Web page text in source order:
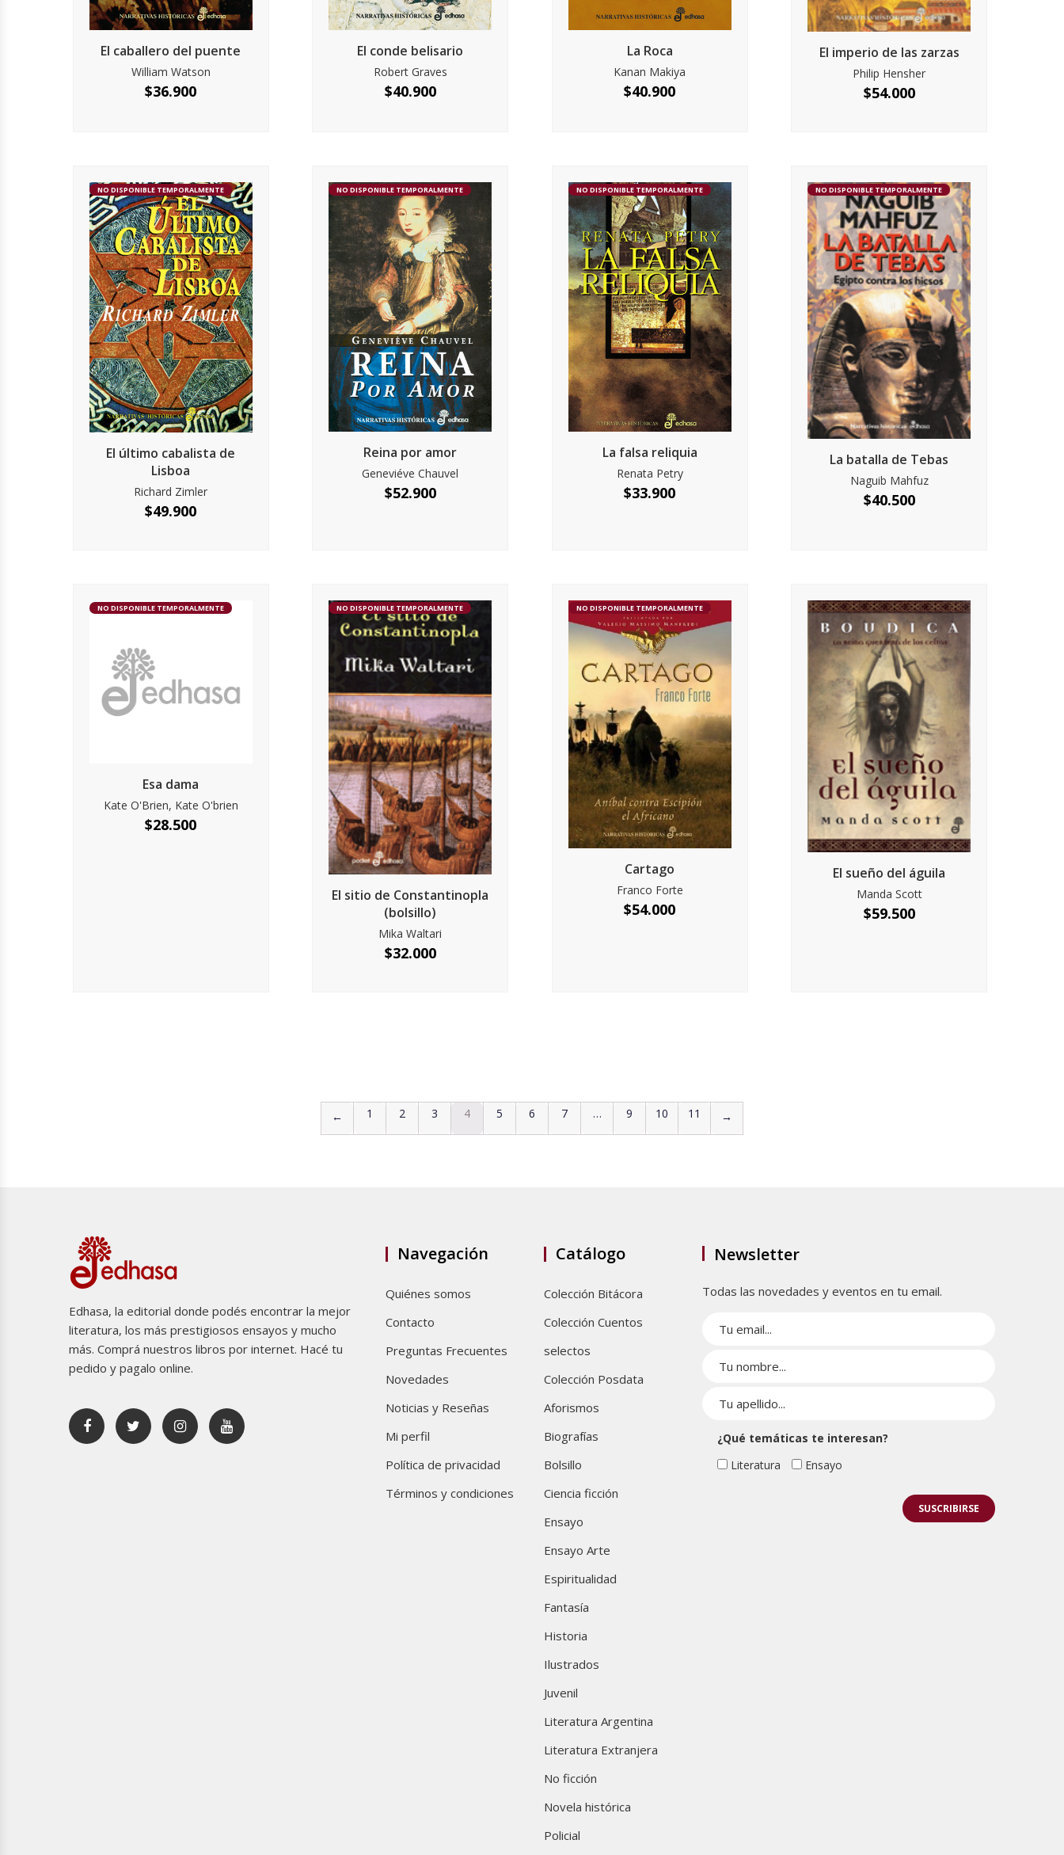
El caballero del puente
William Watson
$36.900
El conde belisario
Robert Graves
$40.900
La Roca
Kanan Makiya
$40.900
El imperio de las zarzas
Philip Hensher
$54.000
NO DISPONIBLE TEMPORALMENTE
El último cabalista de
Lisboa
Richard Zimler
$49.900
NO DISPONIBLE TEMPORALMENTE
Reina por amor
Geneviéve Chauvel
$52.900
NO DISPONIBLE TEMPORALMENTE
La falsa reliquia
Renata Petry
$33.900
NO DISPONIBLE TEMPORALMENTE
La batalla de Tebas
Naguib Mahfuz
$40.500
NO DISPONIBLE TEMPORALMENTE
Esa dama
Kate O'Brien, Kate O'brien
$28.500
NO DISPONIBLE TEMPORALMENTE
El sitio de Constantinopla
(bolsillo)
Mika Waltari
$32.000
NO DISPONIBLE TEMPORALMENTE
Cartago
Franco Forte
$54.000
El sueño del águila
Manda Scott
$59.500
← 1 2 3 4 5 6 7 … 9 10 11 →
Edhasa, la editorial donde podés encontrar la mejor
literatura, los más prestigiosos ensayos y mucho
más. Comprá nuestros libros por internet. Hacé tu
pedido y pagalo online.
Navegación
Quiénes somos
Contacto
Preguntas Frecuentes
Novedades
Noticias y Reseñas
Mi perfil
Política de privacidad
Términos y condiciones
Catálogo
Colección Bitácora
Colección Cuentos
selectos
Colección Posdata
Aforismos
Biografías
Bolsillo
Ciencia ficción
Ensayo
Ensayo Arte
Espiritualidad
Fantasía
Historia
Ilustrados
Juvenil
Literatura Argentina
Literatura Extranjera
No ficción
Novela histórica
Policial
Newsletter
Todas las novedades y eventos en tu email.
¿Qué temáticas te interesan?
Literatura
Ensayo